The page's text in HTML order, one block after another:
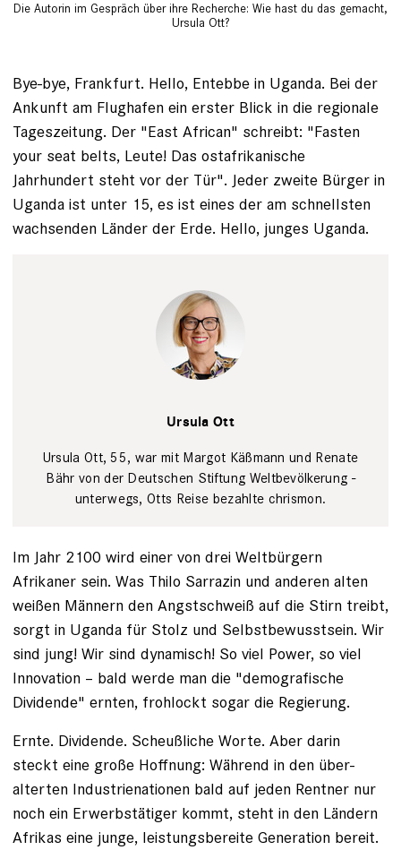
Die Autorin im Gespräch über ihre Recherche: Wie hast du das gemacht,
Ursula Ott?
Bye-bye, Frankfurt. Hello, ­Entebbe in Uganda. Bei der
Ankunft am Flughafen ein erster Blick in die regionale
Tageszeitung. Der "East African" schreibt: "Fasten
your seat belts, ­Leute! Das ostafrikanische
Jahrhundert steht vor der Tür". Jeder zweite Bürger in
Uganda ist unter 15, es ist eines der am schnellsten
wachsenden Länder der Erde. Hello, junges Uganda.
Ursula Ott
Ursula Ott, 55, war mit Margot Käßmann und ­Renate
Bähr von der Deutschen Stiftung Welt­bevölkerung ­
unterwegs, Otts Reise bezahlte chrismon.
Im Jahr 2100 wird einer von drei Weltbürgern
Afrikaner sein. Was Thilo Sarrazin und anderen alten
weißen Männern den Angstschweiß auf die Stirn treibt,
sorgt in Uganda für Stolz und Selbstbewusstsein. Wir
sind jung! Wir sind dynamisch! So viel ­Power, so viel
Innovation – bald werde man die "demografische
Dividende" ernten, frohlockt sogar die Regierung.
Ernte. Dividende. Scheußliche Worte. Aber darin
steckt eine große Hoffnung: Während in den über­
alterten Industrienationen bald auf jeden Rentner nur
noch ein Erwerbstätiger kommt, steht in den Ländern
Afrikas eine junge, leistungsbereite Generation bereit.